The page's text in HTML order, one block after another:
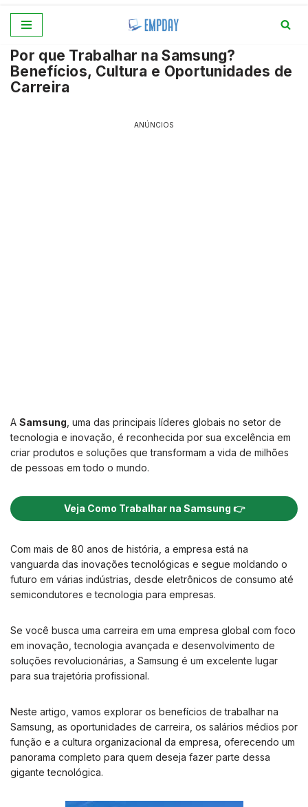
para
o
conteúdo
Por que Trabalhar na Samsung?
Benefícios, Cultura e Oportunidades de
Carreira
ANÚNCIOS
A Samsung , uma das principais líderes globais no setor de
tecnologia e inovação, é reconhecida por sua excelência em
criar produtos e soluções que transformam a vida de milhões
de pessoas em todo o mundo.
Veja Como Trabalhar na Samsung 👉
Com mais de 80 anos de história, a empresa está na
vanguarda das inovações tecnológicas e segue moldando o
futuro em várias indústrias, desde eletrônicos de consumo até
semicondutores e tecnologia para empresas.
Se você busca uma carreira em uma empresa global com foco
em inovação, tecnologia avançada e desenvolvimento de
soluções revolucionárias, a Samsung é um excelente lugar
para sua trajetória profissional.
Neste artigo, vamos explorar os benefícios de trabalhar na
Samsung, as oportunidades de carreira, os salários médios por
função e a cultura organizacional da empresa, oferecendo um
panorama completo para quem deseja fazer parte dessa
gigante tecnológica.